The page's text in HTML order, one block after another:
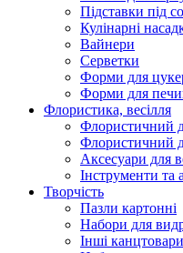
Підставки під
Кулінарні
Вайнери
Серветки
Форми для
Форми для
Флористика, весілля
Флористичний
Флористичний
Аксесуари для
Інструменти та
Творчість
Пазли картонні
Набори для
Інші канцтовари